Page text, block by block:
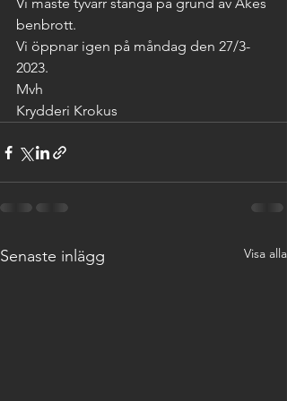
benbrott.
Vi öppnar igen på måndag den 27/3-
2023.
Mvh
Krydderi Krokus
Senaste inlägg Visa alla